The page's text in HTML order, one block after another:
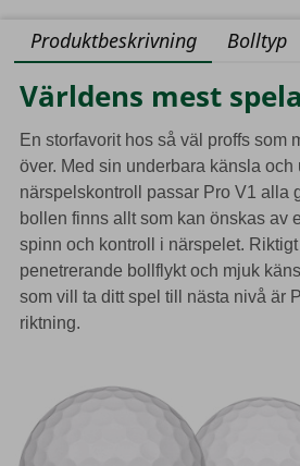
Produktbeskrivning Bolltyp
Världens mest
En storfavorit hos så väl proffs som
över. Med sin underbara känsla och
närspelskontroll passar Pro V1 alla
bollen finns allt som kan önskas av
spinn och kontroll i närspelet.
penetrerande bollflykt och mjuk
som vill ta ditt spel till nästa nivå är
riktning.